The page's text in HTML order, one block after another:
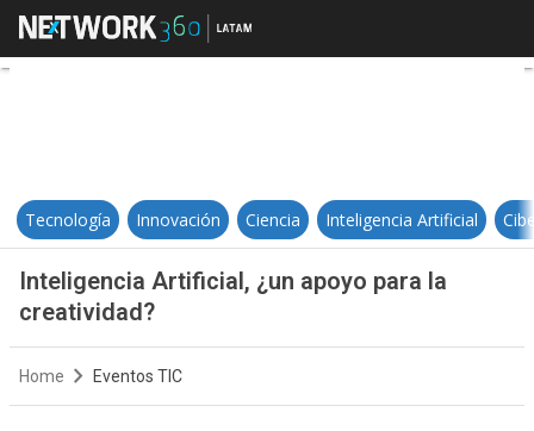
Inteligencia Artificial, ¿un apoyo
Tecnología Innovación Ciencia Inteligencia Artificial
Inteligencia Artificial, ¿un apoyo para la
creatividad?
Home Eventos TIC